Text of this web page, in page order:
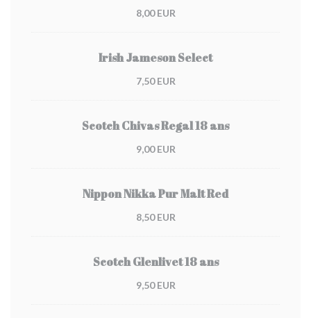
8,00 EUR
Irish Jameson Select
7,50 EUR
Scotch Chivas Regal 18 ans
9,00 EUR
Nippon Nikka Pur Malt Red
8,50 EUR
Scotch Glenlivet 18 ans
9,50 EUR